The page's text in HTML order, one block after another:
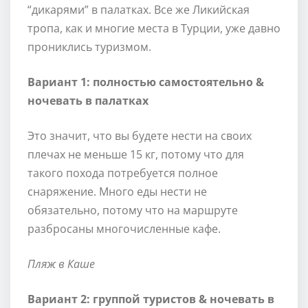
“дикарями” в палатках. Все же Ликийская
тропа, как и многие места в Турции, уже давно
прониклись туризмом.
Вариант 1: полностью самостоятельно &
ночевать в палатках
Это значит, что вы будете нести на своих
плечах не меньше 15 кг, потому что для
такого похода потребуется полное
снаряжение. Много еды нести не
обязательно, потому что на маршруте
разбросаны многочисленные кафе.
Пляж в Каше
Вариант 2: группой туристов & ночевать в